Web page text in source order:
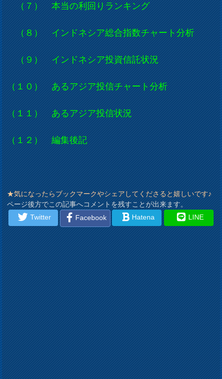
（７） 本当の利回りランキング
（８） インドネシア総合指数チャート分析
（９） インドネシア投資信託状況
（１０） あるアジア投信チャート分析
（１１） あるアジア投信状況
（１２） 編集後記
★気になったらブックマークやシェアしてくださると嬉しいです♪
ページ後方でこの記事へコメントを残すことが出来ます。
Twitter
Facebook Hatena LINE